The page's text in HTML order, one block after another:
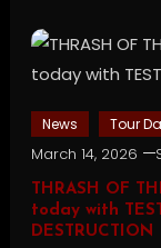
News Tour
March 14, 2026
THRASH OF
today with
DESTRUCTION